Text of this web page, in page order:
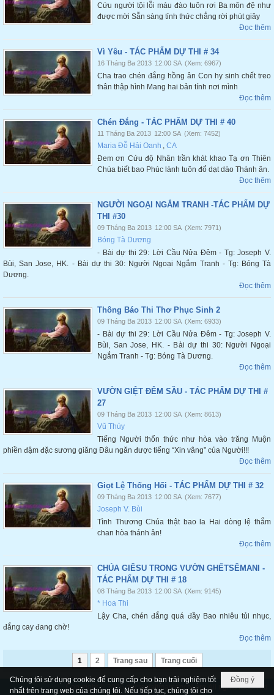
Cứu người tội lỗi máu đào tuôn rơi Ba môn đệ như
được mời Sẵn sàng tỉnh thức chẳng rời phút giây
Đọc thêm
Vì Yêu - TÁC PHẨM DỰ THI # 34
16 Tháng Ba 2013 12:00 SA (Xem: 6967)
Cha trao chén đắng hồng ân Con hy sinh chết treo
thân thập hình Mang hai bản tính nơi mình
Đọc thêm
Chén Đắng - TÁC PHẨM DỰ THI # 40
11 Tháng Ba 2013 12:00 SA (Xem: 7452)
Maria Đỗ Hải Oanh , CA
Đem ơn Cứu độ Nhân trần khát khao Tạ ơn Thiên
Chúa biết bao Phúc lành tuôn đổ dạt dào Thánh ân.
Đọc thêm
NGƯỜI NGOẠI NGẮM TRANH -TÁC PHẨM DỰ
THI #30
09 Tháng Ba 2013 12:00 SA (Xem: 7971)
Bóng Tà Dương
- Bài dự thi 29: Lời Cầu Nửa Đêm - Tg: Joseph V.
Bùi, San Jose, HK. - Bài dự thi 30: Người Ngoại Ngắm Tranh - Tg: Bóng Tà
Dương.
Đọc thêm
Thông Báo Thi Thơ Phục Sinh 2
09 Tháng Ba 2013 12:00 SA (Xem: 6933)
- Bài dự thi 29: Lời Cầu Nửa Đêm - Tg: Joseph V.
Bùi, San Jose, HK. - Bài dự thi 30: Người Ngoại
Ngắm Tranh - Tg: Bóng Tà Dương.
Đọc thêm
VƯỜN GIỆT ĐÊM SẦU - TÁC PHẨM DỰ THI #
27
09 Tháng Ba 2013 12:00 SA (Xem: 8613)
Vũ Thủy
Tiếng Người thổn thức như hòa vào trăng Muộn
phiền đậm đặc sương giăng Đâu ngăn được tiếng “Xin vâng” của Người!!!
Đọc thêm
Giọt Lệ Thống Hối - TÁC PHẨM DỰ THI # 32
09 Tháng Ba 2013 12:00 SA (Xem: 7677)
Joseph V. Bùi
Tình Thương Chúa thật bao la Hai dòng lệ thắm
chan hòa thánh ân!
Đọc thêm
CHÚA GIÊSU TRONG VƯỜN GHẾTSÊMANI -
TÁC PHẨM DỰ THI # 18
08 Tháng Ba 2013 12:00 SA (Xem: 9145)
* Hoa Thi
Lậy Cha, chén đắng quá đầy Bao nhiêu tủi nhục,
đắng cay đang chờ!
Đọc thêm
1 2 Trang sau Trang cuối
Copyright © 2026ducmefatimamancoi.orgAll rights reserved
Đồng ý
Chúng tôi sử dụng cookie để cung cấp cho bạn trải nghiệm tốt
nhất trên trang web của chúng tôi. Nếu tiếp tục, chúng tôi cho